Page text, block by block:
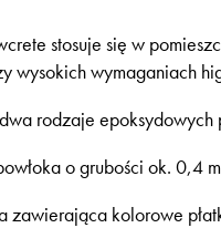
stosuje się w
wysokich wymaganiach
rodzaje epoksydowych
o grubości ok. 0,4
zawierająca kolorowe